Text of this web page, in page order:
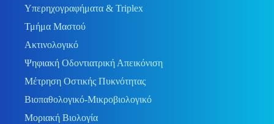
Υπερηχογραφήματα & Triplex
Τμήμα Μαστού
Ακτινολογικό
Ψηφιακή Οδοντιατρική Απεικόνιση
Μέτρηση Οστικής Πυκνότητας
Βιοπαθολογικό-Μικροβιολογικό
Μοριακή Βιολογία